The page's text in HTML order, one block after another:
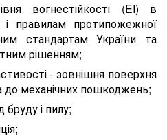
вогнестійкості (EI) в
правилам протипожежної
стандартам України та
рішенням;
- зовнішня поверхня
до механічних пошкоджень;
бруду і пилу;